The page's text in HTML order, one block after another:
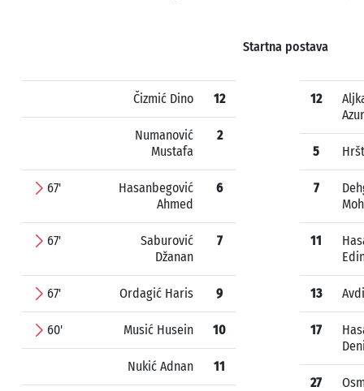
Startna postava
Čizmić Dino 12
Numanović
Mustafa
2
67'
Hasanbegović
Ahmed
6
67'
Saburović
Džanan
7
67' Ordagić Haris 9
60' Musić Husein 10
Nukić Adnan 11
12
Azur
5
7
11
13
17
27